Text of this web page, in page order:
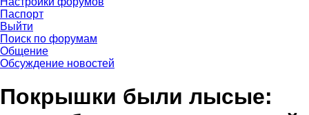
Паспорт
Выйти
Поиск по форумам
Общение
Обсуждение новостей
Покрышки были лысые: